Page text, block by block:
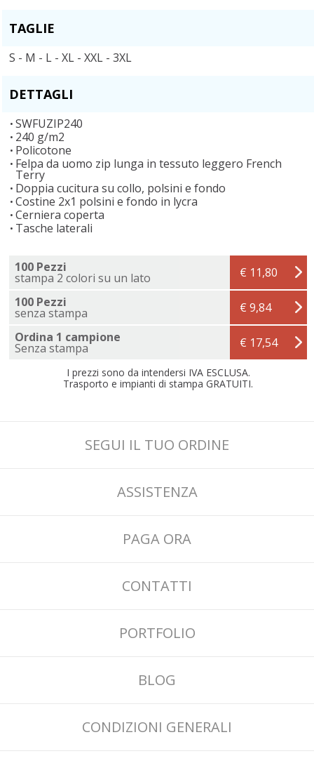
TAGLIE
S - M - L - XL - XXL - 3XL
DETTAGLI
SWFUZIP240
240 g/m2
Policotone
Felpa da uomo zip lunga in tessuto leggero French
Terry
Doppia cucitura su collo, polsini e fondo
Costine 2x1 polsini e fondo in lycra
Cerniera coperta
Tasche laterali
100 Pezzi
stampa 2 colori su un lato
€ 11,80
100 Pezzi
senza stampa
€ 9,84
Ordina 1 campione
Senza stampa € 17,54
I prezzi sono da intendersi IVA ESCLUSA.
Trasporto e impianti di stampa GRATUITI.
SEGUI IL TUO ORDINE
ASSISTENZA
PAGA ORA
CONTATTI
PORTFOLIO
BLOG
CONDIZIONI GENERALI